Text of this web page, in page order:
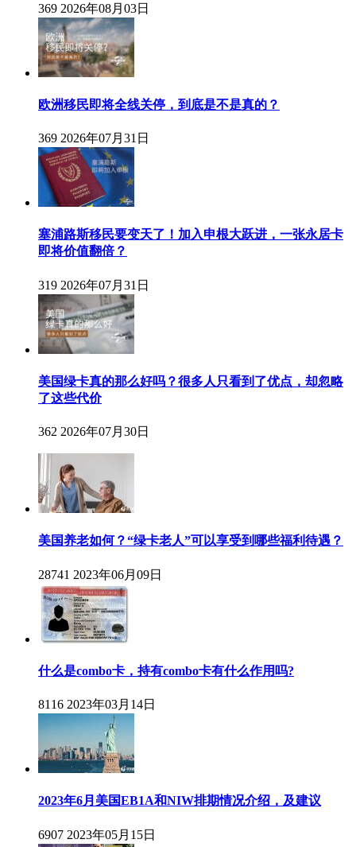
369 2026年08月03日
欧洲移民即将全线关停，到底是不是真的？
369 2026年07月31日
塞浦路斯移民要变天了！加入申根大跃进，一张永居卡
即将价值翻倍？
319 2026年07月31日
美国绿卡真的那么好吗？很多人只看到了优点，却忽略
了这些代价
362 2026年07月30日
美国养老如何？“绿卡老人”可以享受到哪些福利待遇？
28741 2023年06月09日
什么是combo卡，持有combo卡有什么作用吗?
8116 2023年03月14日
2023年6月美国EB1A和NIW排期情况介绍，及建议
6907 2023年05月15日